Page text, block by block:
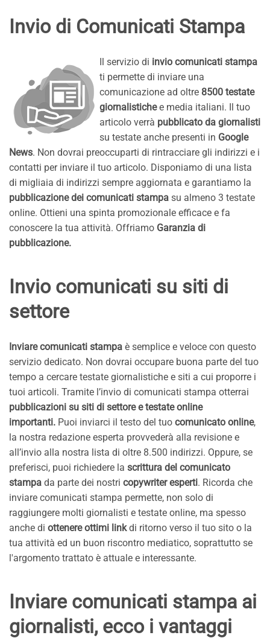
Invio di Comunicati Stampa
Il servizio di invio comunicati stampa
ti permette di inviare una
comunicazione ad oltre 8500 testate
giornalistichee media italiani. Il tuo
articolo verrà pubblicato da giornalisti
su testate anche presenti in Google
News. Non dovrai preoccuparti di rintracciare gli indirizzi e i
contatti per inviare il tuo articolo. Disponiamo di una lista
di migliaia di indirizzi sempre aggiornata e garantiamo la
pubblicazione dei comunicati stampa su almeno 3 testate
online. Ottieni una spinta promozionale efficace e fa
conoscere la tua attività. Offriamo Garanzia di
pubblicazione.
Invio comunicati su siti di
settore
Inviare comunicati stampa è semplice e veloce con questo
servizio dedicato. Non dovrai occupare buona parte del tuo
tempo a cercare testate giornalistiche e siti a cui proporre i
tuoi articoli. Tramite l’invio di comunicati stampa otterrai
pubblicazioni su siti di settore e testate online
importanti. Puoi inviarci il testo del tuo comunicato online,
la nostra redazione esperta provvederà alla revisione e
all’invio alla nostra lista di oltre 8.500 indirizzi. Oppure, se
preferisci, puoi richiedere la scrittura del comunicato
stampa da parte dei nostri copywriter esperti. Ricorda che
inviare comunicati stampa permette, non solo di
raggiungere molti giornalisti e testate online, ma spesso
anche di ottenere ottimi linkdi ritorno verso il tuo sito o la
tua attività ed un buon riscontro mediatico, soprattutto se
l'argomento trattato è attuale e interessante.
Inviare comunicati stampa ai
giornalisti, ecco i vantaggi